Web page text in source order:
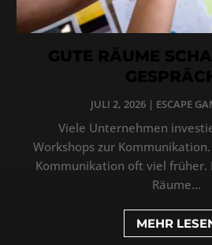
JULI 2, 2026| ESCAPE
Viele Unternehmen
Workshops zur
Kommunikation oft viel früher.
Räume...
MEHR